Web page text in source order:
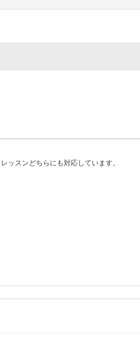
ッスンどちらにも対応しています。